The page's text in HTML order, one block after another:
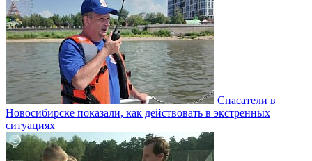
Спасатели в
Новосибирске показали, как действовать в экстренных
ситуациях